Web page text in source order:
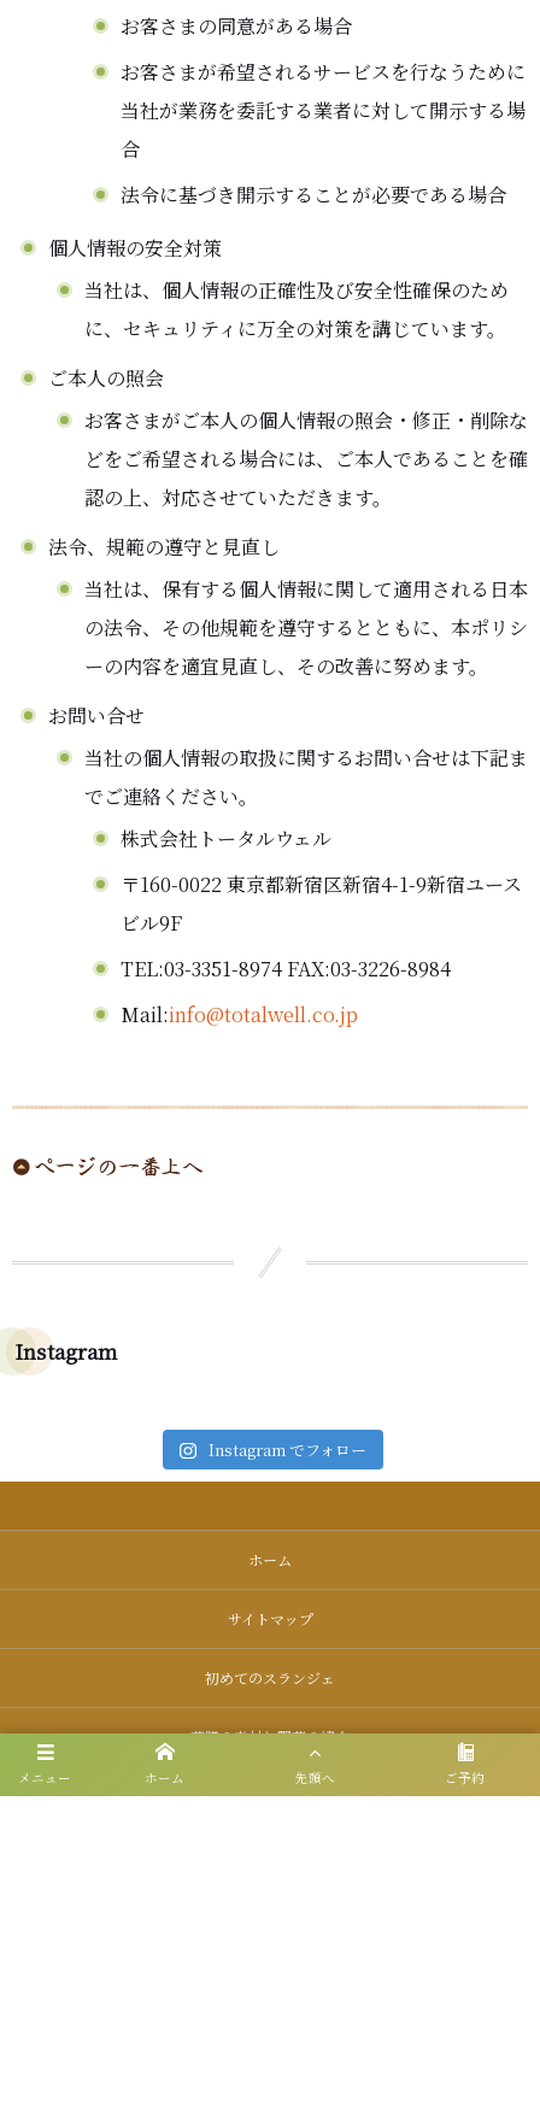
お客さまの同意がある場合
お客さまが希望されるサービスを行なうために
当社が業務を委託する業者に対して開示する場
合
法令に基づき開示することが必要である場合
個人情報の安全対策
当社は、個人情報の正確性及び安全性確保のため
に、セキュリティに万全の対策を講じています。
ご本人の照会
お客さまがご本人の個人情報の照会・修正・削除な
どをご希望される場合には、ご本人であることを確
認の上、対応させていただきます。
法令、規範の遵守と見直し
当社は、保有する個人情報に関して適用される日本
の法令、その他規範を遵守するとともに、本ポリシ
ーの内容を適宜見直し、その改善に努めます。
お問い合せ
当社の個人情報の取扱に関するお問い合せは下記ま
でご連絡ください。
株式会社トータルウェル
〒160-0022 東京都新宿区新宿4-1-9新宿ユース
ビル9F
TEL:03-3351-8974 FAX:03-3226-8984
Mail:info@totalwell.co.jp
Instagram
Instagram でフォロー
ホーム
サイトマップ
初めてのスランジェ
薬膳の素材と野菜の紹介
メディア・イベント
メニュー ホーム 先頭へ ご予約